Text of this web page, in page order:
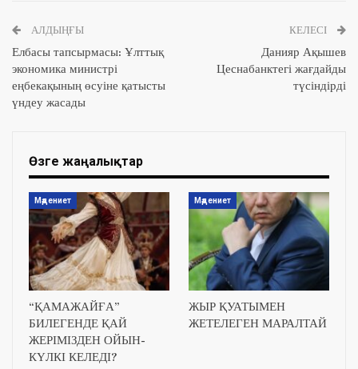
АЛДЫҢҒЫ
Елбасы тапсырмасы: Ұлттық
экономика министрі
еңбекақының өсуіне қатысты
үндеу жасады
КЕЛЕСІ
Данияр Ақышев
Цеснабанктегі жағдайды
түсіндірді
Өзге жаңалықтар
Мәдениет
“ҚАМАЖАЙҒА”
БИЛЕГЕНДЕ ҚАЙ
ЖЕРІМІЗДЕН ОЙЫН-
КҮЛКІ КЕЛЕДІ?
Мәдениет
ЖЫР ҚУАТЫМЕН
ЖЕТЕЛЕГЕН МАРАЛТАЙ